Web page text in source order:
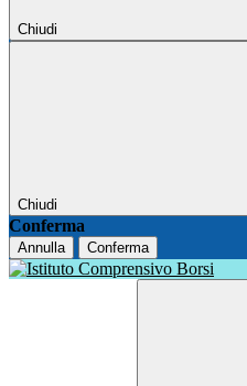
Chiudi
Chiudi
Conferma
Annulla Conferma